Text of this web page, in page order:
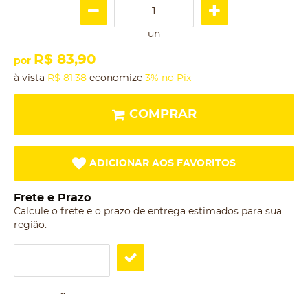
un
por R$ 83,90
à vista R$ 81,38 economize 3% no Pix
COMPRAR
ADICIONAR AOS FAVORITOS
Frete e Prazo
Calcule o frete e o prazo de entrega estimados para sua
região: